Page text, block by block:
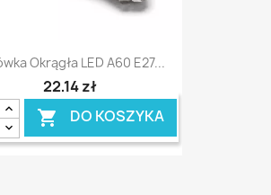
Okrągła LED A60 E27...
22,14 zł
 DO KOSZYKA